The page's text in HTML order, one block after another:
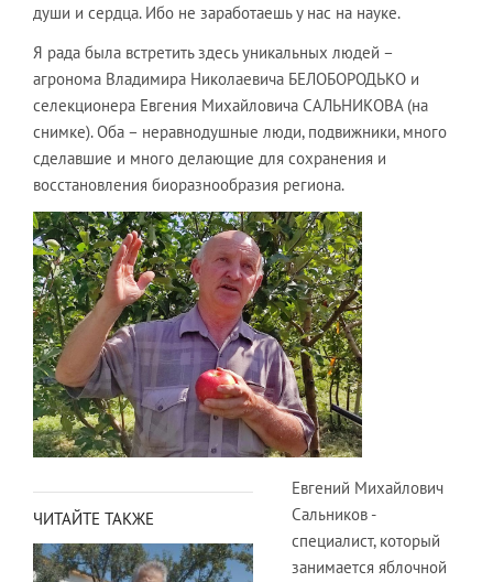
души и сердца. Ибо не заработаешь у нас на науке.
Я рада была встретить здесь уникальных людей –
агронома Владимира Николаевича БЕЛОБОРОДЬКО и
селекционера Евгения Михайловича САЛЬНИКОВА (на
снимке). Оба – неравнодушные люди, подвижники, много
сделавшие и много делающие для сохранения и
восстановления биоразнообразия региона.
ЧИТАЙТЕ ТАКЖЕ
Евгений Михайлович
Сальников -
специалист, который
занимается яблочной